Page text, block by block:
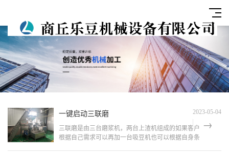
一键启动三联磨 2023-05-04
三联磨是由三台磨浆机，两台上渣机组成的如果客户
根据自己需求可以再加一台吸豆机也可以根据自身条